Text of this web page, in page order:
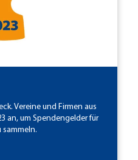
Vereine und Firmen aus
an, um Spendengelder für
sammeln.